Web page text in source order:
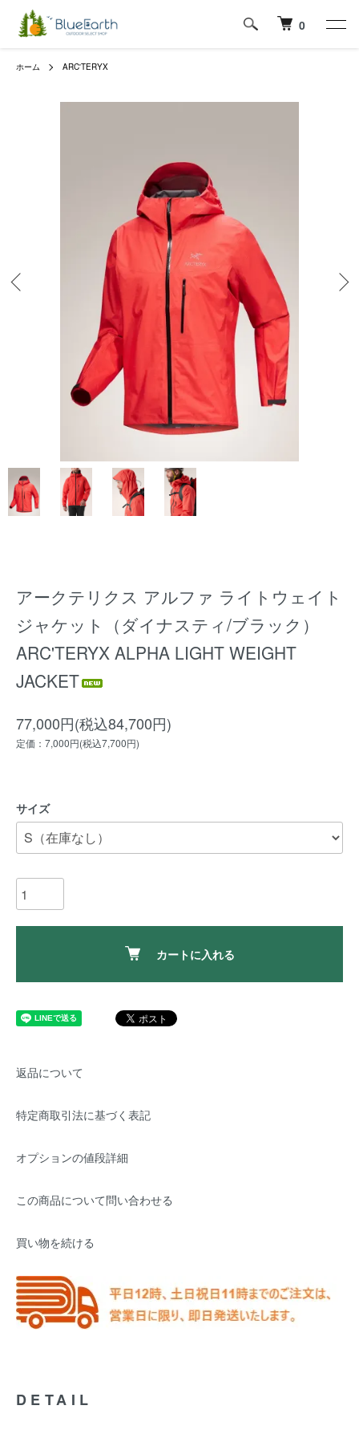
0
ホーム ARC'TERYX
アークテリクス アルファ ライトウェイト
ジャケット（ダイナスティ/ブラック）
ARC'TERYX ALPHA LIGHT WEIGHT
JACKET
77,000円(税込84,700円)
定価：7,000円(税込7,700円)
サイズ
カートに入れる
返品について
特定商取引法に基づく表記
オプションの値段詳細
この商品について問い合わせる
買い物を続ける
DETAIL